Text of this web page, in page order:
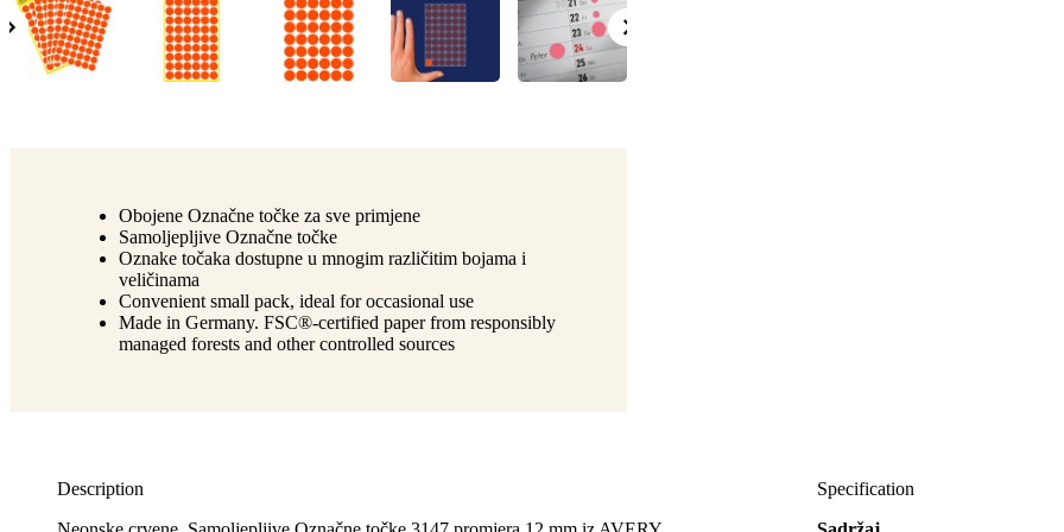
Obojene Označne točke za sve primjene
Samoljepljive Označne točke
Oznake točaka dostupne u mnogim različitim bojama i
veličinama
Convenient small pack, ideal for occasional use
Made in Germany. FSC®-certified paper from responsibly
managed forests and other controlled sources
Description
Specification